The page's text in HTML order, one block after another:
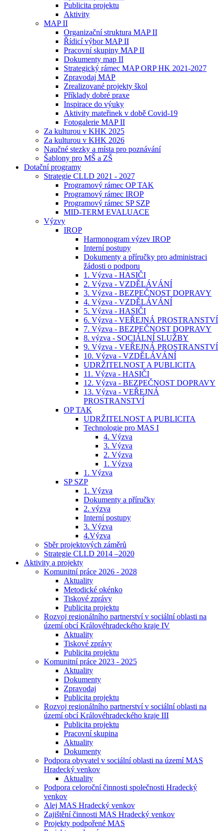
Publicita projektu
Aktivity
MAP II
Organizační struktura MAP II
Řídicí výbor MAP II
Pracovní skupiny MAP II
Dokumenty map II
Strategický rámec MAP ORP HK 2021-2027
Zpravodaj MAP
Zrealizované projekty škol
Příklady dobré praxe
Inspirace do výuky
Aktivity mateřinek v době Covid-19
Fotogalerie MAP II
Za kulturou v KHK 2025
Za kulturou v KHK 2026
Naučné stezky a místa pro poznávání
Šablony pro MŠ a ZŠ
Dotační programy
Strategie CLLD 2021 - 2027
Programový rámec OP TAK
Programový rámec IROP
Programový rámec SP SZP
MID-TERM EVALUACE
Výzvy
IROP
Harmonogram výzev IROP
Interní postupy
Dokumenty a příručky pro administraci
žádosti o podporu
1. Výzva - HASIČI
2. Výzva - VZDĚLÁVÁNÍ
3. Výzva - BEZPEČNOST DOPRAVY
4. Výzva - VZDĚLÁVÁNÍ
5. Výzva - HASIČI
6. Výzva - VEŘEJNÁ PROSTRANSTVÍ
7. Výzva - BEZPEČNOST DOPRAVY
8. výzva - SOCIÁLNÍ SLUŽBY
9. Výzva - VEŘEJNÁ PROSTRANSTVÍ
10. Výzva - VZDĚLÁVÁNÍ
UDRŽITELNOST A PUBLICITA
11. Výzva - HASIČI
12. Výzva - BEZPEČNOST DOPRAVY
13. Výzva - VEŘEJNÁ
PROSTRANSTVÍ
OP TAK
UDRŽITELNOST A PUBLICITA
Technologie pro MAS I
4. Výzva
3. Výzva
2. Výzva
1. Výzva
1. Výzva
SP SZP
1. Výzva
Dokumenty a příručky
2. výzva
Interní postupy
3. Výzva
4.Výzva
Sběr projektových záměrů
Strategie CLLD 2014 –2020
Aktivity a projekty
Komunitní práce 2026 - 2028
Aktuality
Metodické okénko
Tiskové zprávy
Publicita projektu
Rozvoj regionálního partnerství v sociální oblasti na
území obcí Královéhradeckého kraje IV
Aktuality
Tiskové zprávy
Publicita projektu
Komunitní práce 2023 - 2025
Aktuality
Dokumenty
Zpravodaj
Publicita projektu
Rozvoj regionálního partnerství v sociální oblasti na
území obcí Královéhradeckého kraje III
Publicita projektu
Pracovní skupina
Aktuality
Dokumenty
Podpora obyvatel v sociální oblasti na území MAS
Hradecký venkov
Aktuality
Podpora celoroční činnosti společnosti Hradecký
venkov
Alej MAS Hradecký venkov
Zajištění činnosti MAS Hradecký venkov
Projekty podpořené MAS